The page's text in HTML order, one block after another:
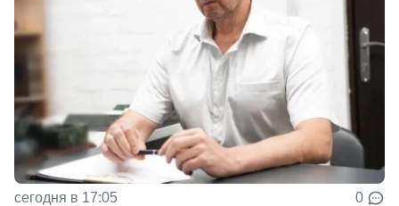
сегодня в 17:05 0